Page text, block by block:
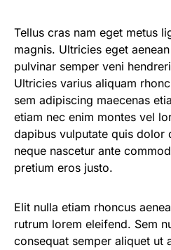
Tellus cras nam eget metus
magnis. Ultricies eget
pulvinar semper veni
Ultricies varius aliquam
sem adipiscing maecenas
etiam nec enim montes vel
dapibus vulputate quis dolor
neque nascetur ante
pretium eros justo.
Elit nulla etiam rhoncus
rutrum lorem eleifend. Sem
consequat semper aliquet ut